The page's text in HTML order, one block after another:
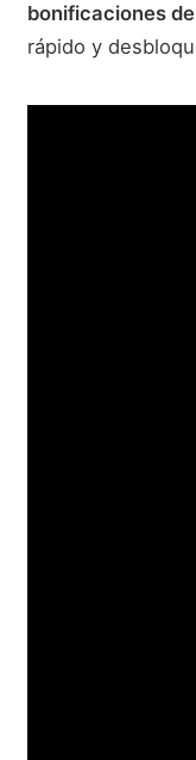
bonificaciones
rápido y